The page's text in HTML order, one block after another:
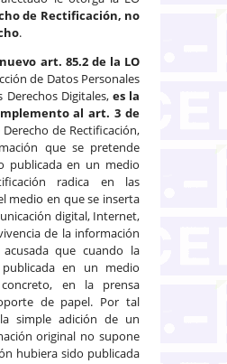
de Rectificación, no
.
art. 85.2 de la LO
de Datos Personales
Derechos Digitales, es la
al art. 3 de
Derecho de Rectificación,
que se pretende
publicada en un medio
radica en las
medio en que se inserta
digital, Internet,
de la información
que cuando la
en un medio
en la prensa
de papel. Por tal
simple adición de un
original no supone
hubiera sido publicada